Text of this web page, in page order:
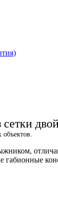
габионные